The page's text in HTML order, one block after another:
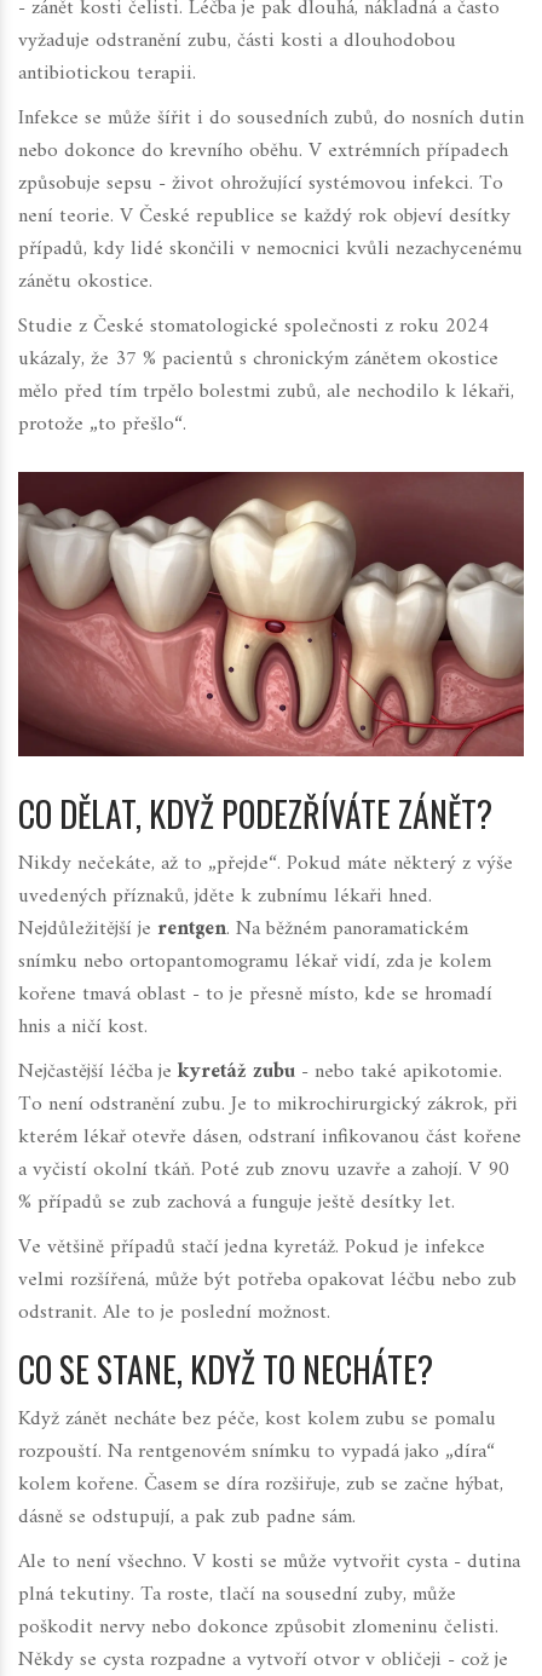
- zánět kosti čelisti. Léčba je pak dlouhá, nákladná a často
vyžaduje odstranění zubu, části kosti a dlouhodobou
antibiotickou terapii.
Infekce se může šířit i do sousedních zubů, do nosních dutin
nebo dokonce do krevního oběhu. V extrémních případech
způsobuje sepsu - život ohrožující systémovou infekci. To
není teorie. V České republice se každý rok objeví desítky
případů, kdy lidé skončili v nemocnici kvůli nezachycenému
zánětu okostice.
Studie zČeské stomatologické společnosti z roku 2024
ukázaly, že 37 % pacientů s chronickým zánětem okostice
mělo před tím trpělo bolestmi zubů, ale nechodilo k lékaři,
protože „to přešlo“.
CO DĚLAT, KDYŽ PODEZŘÍVÁTE ZÁNĚT?
Nikdy nečekáte, až to „přejde“. Pokud máte některý z výše
uvedených příznaků, jděte k zubnímu lékaři hned.
Nejdůležitější je rentgen. Na běžném panoramatickém
snímku nebo ortopantomogramu lékař vidí, zda je kolem
kořene tmavá oblast - to je přesně místo, kde se hromadí
hnis a ničí kost.
Nejčastější léčba je kyretáž zubu - nebo také apikotomie.
To není odstranění zubu. Je to mikrochirurgický zákrok, při
kterém lékař otevře dásen, odstraní infikovanou část kořene
a vyčistí okolní tkáň. Poté zub znovu uzavře a zahojí. V 90
% případů se zub zachová a funguje ještě desítky let.
Ve většině případů stačí jedna kyretáž. Pokud je infekce
velmi rozšířená, může být potřeba opakovat léčbu nebo zub
odstranit. Ale to je poslední možnost.
CO SE STANE, KDYŽ TO NECHÁTE?
Když zánět necháte bez péče, kost kolem zubu se pomalu
rozpouští. Na rentgenovém snímku to vypadá jako „díra“
kolem kořene. Časem se díra rozšiřuje, zub se začne hýbat,
dásně se odstupují, a pak zub padne sám.
Ale to není všechno. V kosti se může vytvořit cysta - dutina
plná tekutiny. Ta roste, tlačí na sousední zuby, může
poškodit nervy nebo dokonce způsobit zlomeninu čelisti.
Někdy se cysta rozpadne a vytvoří otvor v obličeji - což je